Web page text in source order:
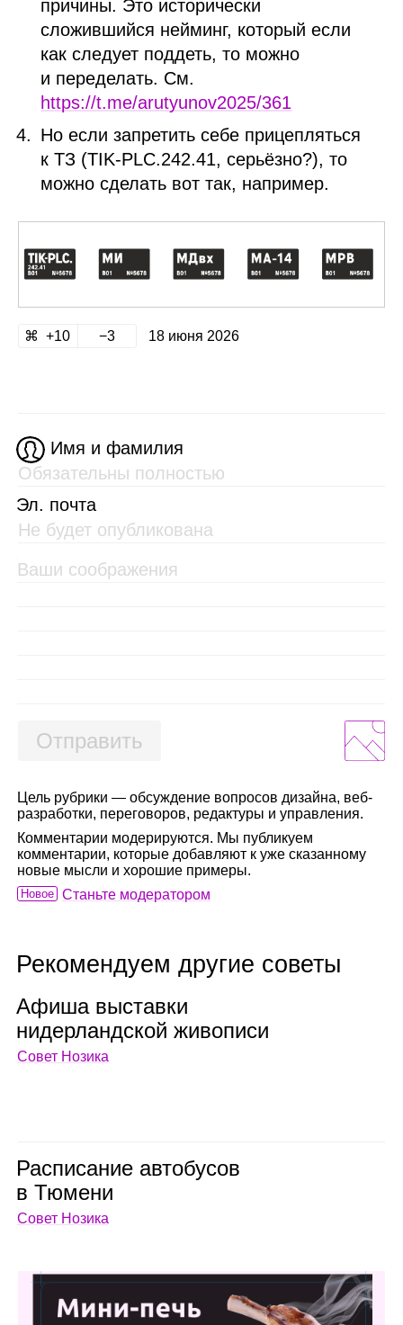
причины. Это исторически
сложившийся нейминг, который если
как следует поддеть, то можно
и переделать. См.
https://t.me/arutyunov2025/361
Но если запретить себе прицепляться
к ТЗ (TIK‑PLC.242.41, серьёзно?), то
можно сделать вот так, например.
10 3 18 июня 2026
Имя и фамилия
Эл. почта
Отправить
Цель рубрики — обсуждение вопросов дизайна, веб-
разработки, переговоров, редактуры и управления.
Комментарии модерируются. Мы публикуем
комментарии, которые добавляют к уже сказанному
новые мысли и хорошие примеры.
Новое Станьте модератором
Рекомендуем другие советы
Афиша выставки
нидер­ланд­ской живо­писи
Совет Нозика
Рас­пи­са­ние авто­бу­сов
в Тюмени
Совет Нозика